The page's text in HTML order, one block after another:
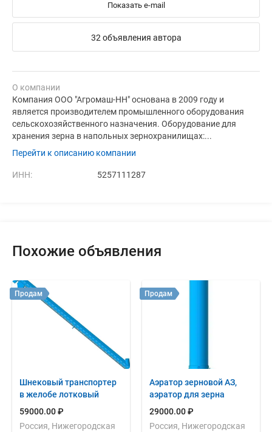
Показать e-mail
32 объявления автора
О компании
Компания ООО "Агромаш-НН" основана в 2009 году и
является производителем промышленного оборудования
сельскохозяйственного назначения. Оборудование для
хранения зерна в напольных зернохранилищах:...
Перейти к описанию компании
ИНН: 5257111287
Похожие объявления
Шнековый транспортер
в желобе лотковый
59000.00 ₽
Россия, Нижегородская
Продам
Аэратор зерновой АЗ,
аэратор для зерна
29000.00 ₽
Россия, Нижегородская
Продам